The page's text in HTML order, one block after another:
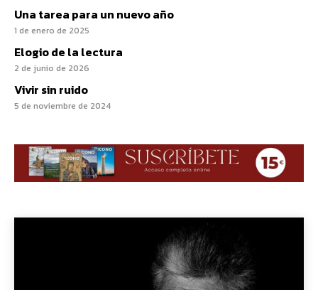
Una tarea para un nuevo año
1 de enero de 2025
Elogio de la lectura
2 de junio de 2026
Vivir sin ruido
5 de noviembre de 2024